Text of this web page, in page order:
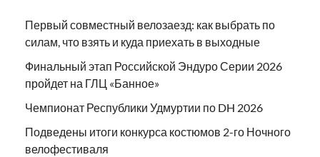
Первый совместный велозаезд: как выбрать по
силам, что взять и куда приехать в выходные
Финальный этап Российской Эндуро Серии 2026
пройдет на ГЛЦ «Банное»
Чемпионат Республики Удмуртии по DH 2026
Подведены итоги конкурса костюмов 2-го Ночного
велофестиваля